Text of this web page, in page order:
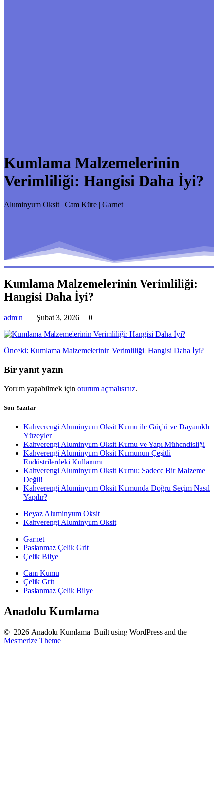
Kumlama Malzemelerinin
Verimliliği: Hangisi Daha İyi?
Aluminyum Oksit | Cam Küre | Garnet |
Kumlama Malzemelerinin Verimliliği:
Hangisi Daha İyi?
admin Şubat 3, 2026 | 0
Yazı
gezinmesi
Önceki: Önceki
Kumlama Malzemelerinin Verimliliği: Hangisi Daha İyi?
Bir yanıt yazın
Yorum yapabilmek için oturum açmalısınız.
Son Yazılar
Kahverengi Aluminyum Oksit Kumu ile Güçlü ve Dayanıklı
Yüzeyler
Kahverengi Aluminyum Oksit Kumu ve Yapı Mühendisliği
Kahverengi Aluminyum Oksit Kumunun Çeşitli
Endüstrilerdeki Kullanımı
Kahverengi Aluminyum Oksit Kumu: Sadece Bir Malzeme
Değil!
Kahverengi Aluminyum Oksit Kumunda Doğru Seçim Nasıl
Yapılır?
Beyaz Aluminyum Oksit
Kahverengi Aluminyum Oksit
Garnet
Paslanmaz Çelik Grit
Çelik Bilye
Cam Kumu
Çelik Grit
Paslanmaz Çelik Bilye
Anadolu Kumlama
© 2026 Anadolu Kumlama. Built using WordPress and the
Mesmerize Theme